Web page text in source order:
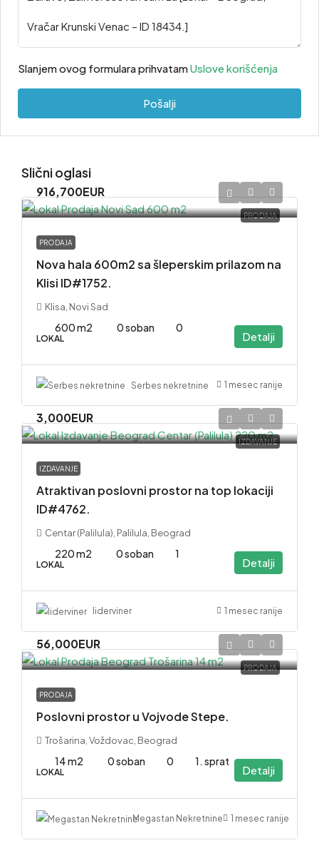
Slanjem ovog formulara prihvatamUslove korišćenja
Pošalji
Slični oglasi
PRODAJA
916,700EUR
PRODAJA
Nova hala 600m2 sa šleperskim prilazom na
Klisi ID#1752.
Klisa, Novi Sad
600 m2 0 soban 0
LOKAL Detalji
Serbes nekretnine 1 mesec ranije
IZDAVANJE
3,000EUR
IZDAVANJE
Atraktivan poslovni prostor na top lokaciji
ID#4762.
Centar (Palilula), Palilula, Beograd
220 m2 0 soban 1
LOKAL Detalji
liderviner 1 mesec ranije
PRODAJA
56,000EUR
PRODAJA
Poslovni prostor u Vojvode Stepe.
Trošarina, Voždovac, Beograd
14 m2 0 soban 0 1. sprat
LOKAL Detalji
Megastan Nekretnine 1 mesec ranije